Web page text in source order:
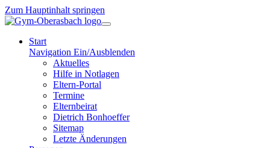
Zum Hauptinhalt springen
Start
Navigation Ein/Ausblenden
Aktuelles
Hilfe in Notlagen
Eltern-Portal
Termine
Elternbeirat
Dietrich Bonhoeffer
Sitemap
Letzte Änderungen